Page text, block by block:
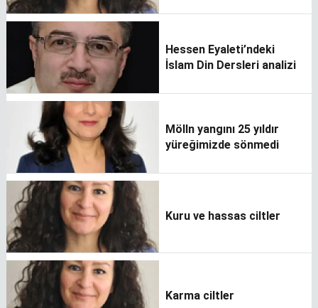
Hessen Eyaleti’ndeki
İslam Din Dersleri analizi
Mölln yangını 25 yıldır
yüreğimizde sönmedi
Kuru ve hassas ciltler
Karma ciltler